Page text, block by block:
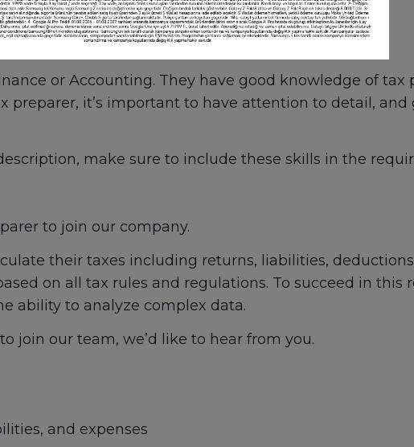
or Accounting. They have good knowledge of tax
preparer, it’s important to have attention to detail,
make sure to include these skills in the
to join our company.
their taxes including returns, liabilities, deductions,
on all tax rules and regulations. To succeed in this
ability to analyze complex data.
join our team, we’d like to hear from you.
and expenses